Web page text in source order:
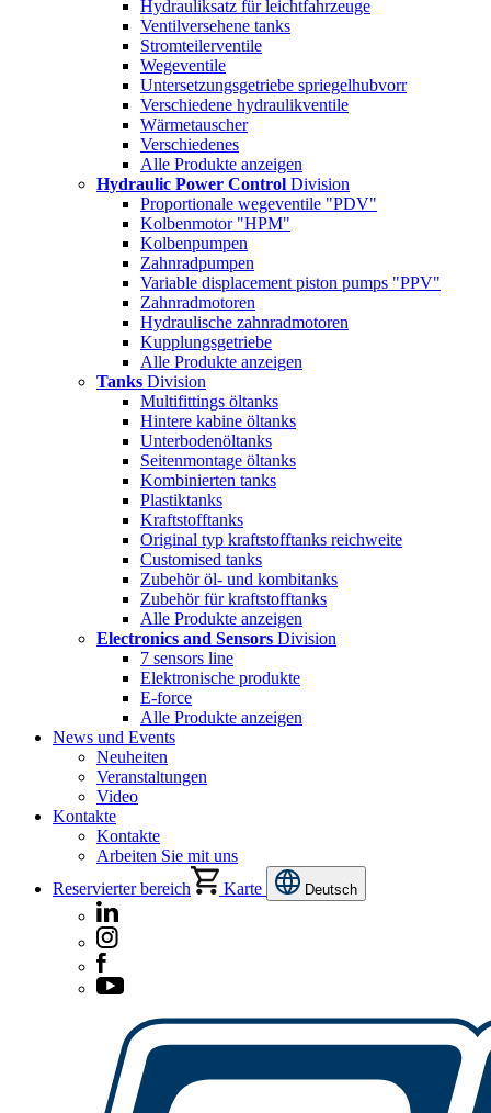
Hydrauliksatz für leichtfahrzeuge
Ventilversehene tanks
Stromteilerventile
Wegeventile
Untersetzungsgetriebe spriegelhubvorr
Verschiedene hydraulikventile
Wärmetauscher
Verschiedenes
Alle Produkte anzeigen
Hydraulic Power Control Division
Proportionale wegeventile "PDV"
Kolbenmotor "HPM"
Kolbenpumpen
Zahnradpumpen
Variable displacement piston pumps "PPV"
Zahnradmotoren
Hydraulische zahnradmotoren
Kupplungsgetriebe
Alle Produkte anzeigen
Tanks Division
Multifittings öltanks
Hintere kabine öltanks
Unterbodenöltanks
Seitenmontage öltanks
Kombinierten tanks
Plastiktanks
Kraftstofftanks
Original typ kraftstofftanks reichweite
Customised tanks
Zubehör öl- und kombitanks
Zubehör für kraftstofftanks
Alle Produkte anzeigen
Electronics and Sensors Division
7 sensors line
Elektronische produkte
E-force
Alle Produkte anzeigen
News und Events
Neuheiten
Veranstaltungen
Video
Kontakte
Kontakte
Arbeiten Sie mit uns
Reservierter bereich
Karte Deutsch